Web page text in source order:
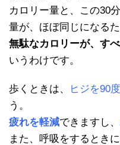
カロリー量と、この30
量が、ほぼ同じになるた
無駄なカロリーが、す
いうわけです。
歩くときは、 ヒジを90
う。
疲れを軽減できますし、
また、呼吸をするとき